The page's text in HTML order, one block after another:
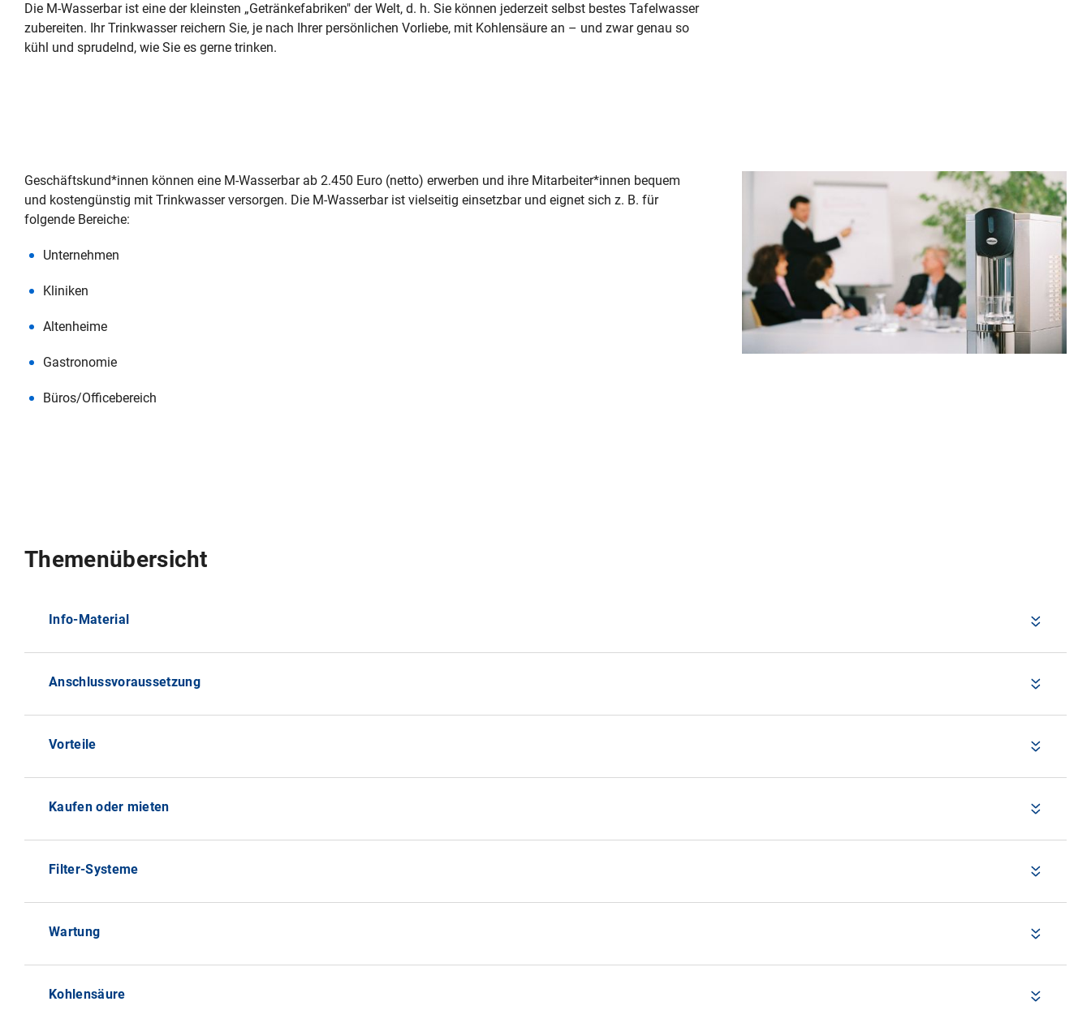
Die M‑Wasserbar ist eine der kleinsten „Getränkefabriken" der Welt, d. h. Sie können jederzeit selbst bestes Tafelwasser
zubereiten. Ihr Trinkwasser reichern Sie, je nach Ihrer persönlichen Vorliebe, mit Kohlensäure an – und zwar genau so
kühl und sprudelnd, wie Sie es gerne trinken.
Geschäftskund*innen können eine M‑Wasserbar ab 2.450 Euro (netto) erwerben und ihre Mitarbeiter*innen bequem
und kostengünstig mit Trinkwasser versorgen. Die M‑Wasserbar ist vielseitig einsetzbar und eignet sich z. B. für
folgende Bereiche:
Unternehmen
Kliniken
Altenheime
Gastronomie
Büros/Officebereich
Themenübersicht
Info-Material
Anschlussvoraussetzung
Vorteile
Kaufen oder mieten
Filter-Systeme
Wartung
Kohlensäure